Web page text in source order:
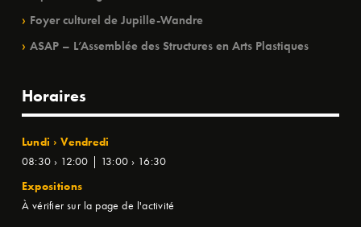
Foyer culturel de Jupille-Wandre
ASAP – L’Assemblée des Structures en Arts Plastiques
Horaires
Lundi › Vendredi
08:30 › 12:00 | 13:00 › 16:30
Expositions
À vérifier sur la page de l'activité